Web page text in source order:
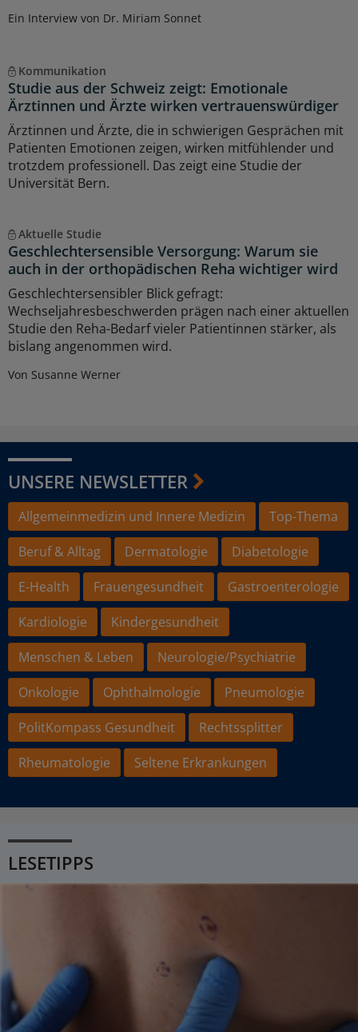
Ein Interview von Dr. Miriam Sonnet
Kommunikation
Studie aus der Schweiz zeigt: Emotionale
Ärztinnen und Ärzte wirken vertrauenswürdiger
Ärztinnen und Ärzte, die in schwierigen Gesprächen mit
Patienten Emotionen zeigen, wirken mitfühlender und
trotzdem professionell. Das zeigt eine Studie der
Universität Bern.
Aktuelle Studie
Geschlechtersensible Versorgung: Warum sie
auch in der orthopädischen Reha wichtiger wird
Geschlechtersensibler Blick gefragt:
Wechseljahresbeschwerden prägen nach einer aktuellen
Studie den Reha-Bedarf vieler Patientinnen stärker, als
bislang angenommen wird.
Von Susanne Werner
UNSERE NEWSLETTER
Allgemeinmedizin und Innere Medizin
Top-Thema
Beruf & Alltag
Dermatologie
Diabetologie
E-Health
Frauengesundheit
Gastroenterologie
Kardiologie
Kindergesundheit
Menschen & Leben
Neurologie/Psychiatrie
Onkologie
Ophthalmologie
Pneumologie
PolitKompass Gesundheit
Rechtssplitter
Rheumatologie
Seltene Erkrankungen
LESETIPPS